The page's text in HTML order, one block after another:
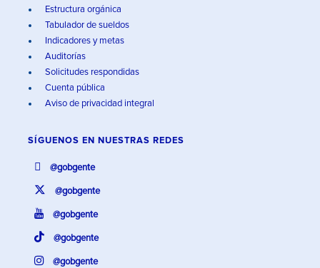
Estructura orgánica
Tabulador de sueldos
Indicadores y metas
Auditorías
Solicitudes respondidas
Cuenta pública
Aviso de privacidad integral
SÍGUENOS EN NUESTRAS REDES
@gobgente
@gobgente
@gobgente
@gobgente
@gobgente